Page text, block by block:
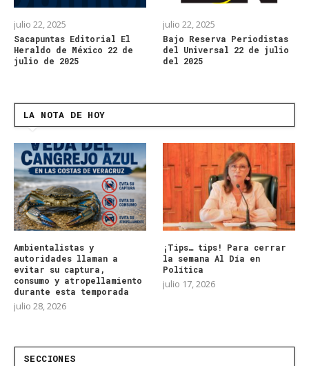
julio 22, 2025
Sacapuntas Editorial El
Heraldo de México 22 de
julio de 2025
julio 22, 2025
Bajo Reserva Periodistas
del Universal 22 de julio
del 2025
LA NOTA DE HOY
Ambientalistas y
autoridades llaman a
evitar su captura,
consumo y atropellamiento
durante esta temporada
julio 28, 2026
¡Tips… tips! Para cerrar
la semana Al Día en
Política
julio 17, 2026
SECCIONES